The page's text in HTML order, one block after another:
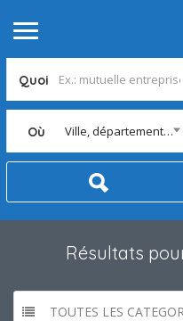
Quoi
Où Ville, département, région
Résultats
TOUTES LES